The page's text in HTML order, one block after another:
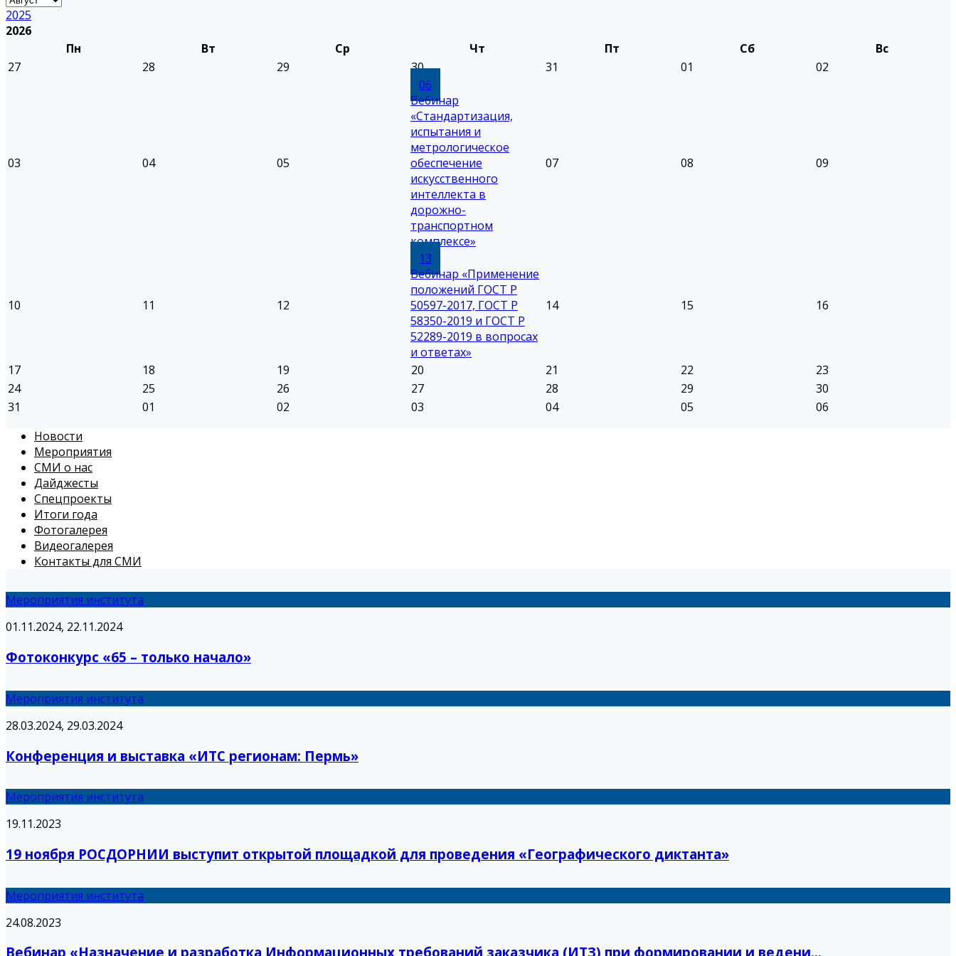
2025
2026
Пн
Вт Ср Чт Пт Сб
Вс
27
28 29 30 31 01 02
03 04 05
06
Вебинар
«Стандартизация,
испытания и
метрологическое
обеспечение
искусственного
интеллекта в
дорожно-
транспортном
комплексе»
07 08 09
10 11 12
13
Вебинар «Применение
положений ГОСТ Р
50597-2017, ГОСТ Р
58350-2019 и ГОСТ Р
52289-2019 в вопросах
и ответах»
14 15 16
17 18 19 20 21 22
23
24
25 26 27 28 29
30
31
01 02 03 04 05
06
Новости
Мероприятия
СМИ о нас
Дайджесты
Спецпроекты
Итоги года
Фотогалерея
Видеогалерея
Контакты для СМИ
Мероприятия института
01.11.2024, 22.11.2024
Фотоконкурс «65 – только начало»
Мероприятия института
28.03.2024, 29.03.2024
Конференция и выставка «ИТС регионам: Пермь»
Мероприятия института
19.11.2023
19 ноября РОСДОРНИИ выступит открытой площадкой для проведения «Географического диктанта»
Мероприятия института
24.08.2023
Вебинар «Назначение и разработка Информационных требований заказчика (ИТЗ) при формировании и ведени...